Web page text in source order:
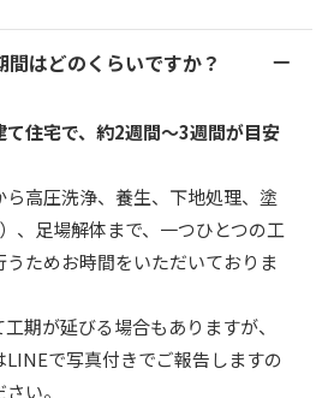
間はどのくらいですか？
て住宅で、約2週間〜3週間が目安
ら高圧洗浄、養生、下地処理、塗
、足場解体まで、一つひとつの工
ためお時間をいただいておりま
期が延びる場合もありますが、
LINEで写真付きでご報告しますの
い。